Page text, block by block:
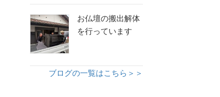
お仏壇の搬出解体
を行っています
ブログの一覧はこちら＞＞